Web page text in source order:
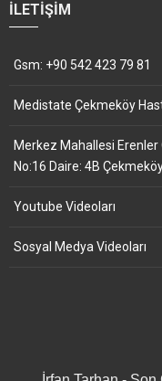
İLETIŞIM
Gsm: +90 542 423 79 81
Medistate Çekmeköy
Merkez Mahallesi Erenler
No:16 Daire: 4B
Youtube Videoları
Sosyal Medya Videoları